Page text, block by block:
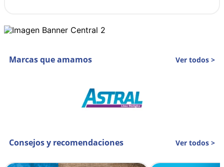
¡Obtené 10%
de descuento
para siempre!
Con nuestra compra programada,
podés obtener 10% de descuento
Marcas que amamos Ver todos >
Consejos y recomendaciones Ver todos >